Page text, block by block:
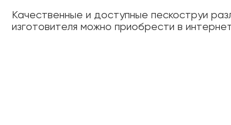
Качественные и доступные пескоструи
изготовителя можно приобрести в